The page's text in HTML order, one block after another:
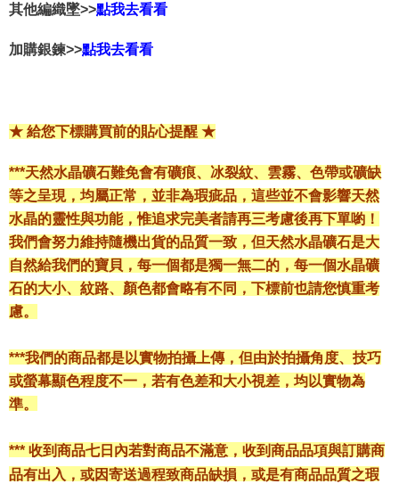
其他編織墜>>點我去看看
加購銀鍊>>點我去看看
★ 給您下標購買前的貼心提醒 ★
***天然水晶礦石難免會有礦痕、冰裂紋、雲霧、色帶或礦缺
等之呈現，均屬正常，並非為瑕疵品，這些並不會影響天然
水晶的靈性與功能，惟追求完美者請再三考慮後再下單喲！
我們會努力維持隨機出貨的品質一致，但天然水晶礦石是大
自然給我們的寶貝，每一個都是獨一無二的，每一個水晶礦
石的大小、紋路、顏色都會略有不同，下標前也請您慎重考
慮。
***我們的商品都是以實物拍攝上傳，但由於拍攝角度、技巧
或螢幕顯色程度不一，若有色差和大小視差，均以實物為
準。
*** 收到商品七日內若對商品不滿意，收到商品品項與訂購商
品有出入，或因寄送過程致商品缺損，或是有商品品質之瑕